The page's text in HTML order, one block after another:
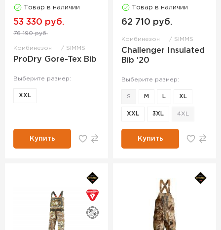
Товар в наличии
53 330 руб.
76 190 руб.
Комбинезон SIMMS
ProDry Gore-Tex Bib
Выберите размер:
XXL
Купить
Товар в наличии
62 710 руб.
Комбинезон SIMMS
Challenger Insulated
Bib '20
Выберите размер:
S M L XL
XXL 3XL 4XL
Купить